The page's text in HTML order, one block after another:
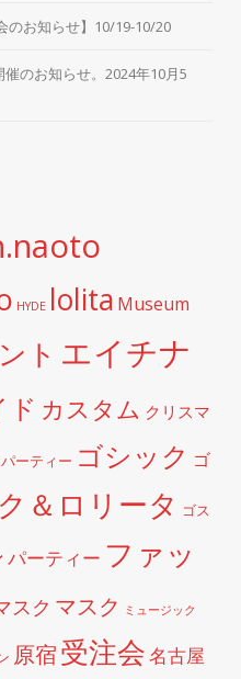
のお知らせ】10/19-10/20
催のお知らせ。2024年10月5
HYDE lolita Museum
ト エイチナ
ド カスタム クリスマ
ーティー ゴシック ゴ
＆ロリータ ゴス
パーティー ファッ
スク マスク ミュージック
原宿受注会名古屋